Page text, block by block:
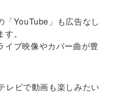
「YouTube」も広告なし
。
イブ映像やカバー曲が豊
レビで動画も楽しみたい